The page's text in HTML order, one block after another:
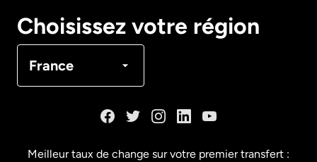
Choisissez votre région
France
Français
Meilleur taux de change sur votre premier transfert :